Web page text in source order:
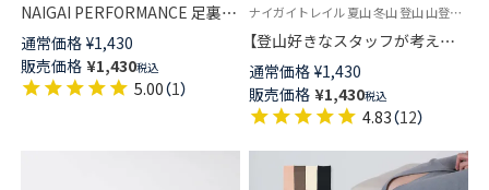
NAIGAI PERFORMANCE 足裏ア
ーチにフィット ランニング・ウ
ォーキングをサポートするソッ
クス 消臭糸使用 ショート丈 レ
ディース 03050111
通常価格 ¥1,430
販売価格 ¥1,430税込
5.00（1）
ナイガイトレイル 夏山 冬山 登山 山登り トレッキング 登山ソックス
【登山好きなスタッフが考えた
納得の登山用靴下】NAIGAI
TRAIL メリノウール混 クルー丈
メンズ＆レディース 【365日最
短翌日発送】90301018
通常価格 ¥1,430
販売価格 ¥1,430税込
4.83（12）